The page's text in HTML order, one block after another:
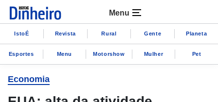
Menu
IstoÉ Revista Rural Gente Planeta
Esportes Menu Motorshow Mulher Pet
Economia